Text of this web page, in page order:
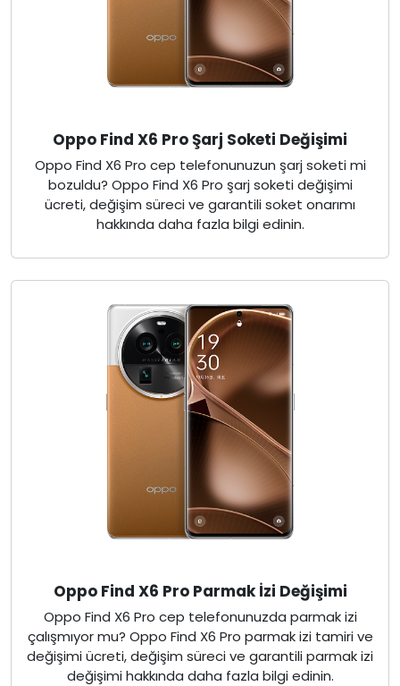
Oppo Find X6 Pro Şarj Soketi Değişimi
Oppo Find X6 Pro cep telefonunuzun şarj soketi mi
bozuldu? Oppo Find X6 Pro şarj soketi değişimi
ücreti, değişim süreci ve garantili soket onarımı
hakkında daha fazla bilgi edinin.
Oppo Find X6 Pro Parmak İzi Değişimi
Oppo Find X6 Pro cep telefonunuzda parmak izi
çalışmıyor mu? Oppo Find X6 Pro parmak izi tamiri ve
değişimi ücreti, değişim süreci ve garantili parmak izi
değişimi hakkında daha fazla bilgi edinin.